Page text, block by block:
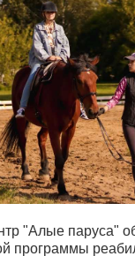
"Алые паруса"
программы